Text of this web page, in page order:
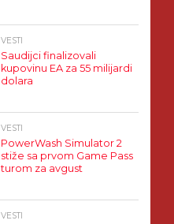
VESTI
Saudijci finalizovali
kupovinu EA za 55 milijardi
dolara
VESTI
PowerWash Simulator 2
stiže sa prvom Game Pass
turom za avgust
VESTI